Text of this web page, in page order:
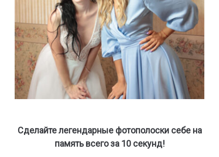
Сделайте легендарные фотополоски себе на
память всего за 10 секунд!